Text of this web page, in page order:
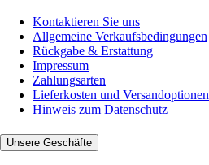
Kontaktieren Sie uns
Allgemeine Verkaufsbedingungen
Rückgabe & Erstattung
Impressum
Zahlungsarten
Lieferkosten und Versandoptionen
Hinweis zum Datenschutz
Unsere Geschäfte